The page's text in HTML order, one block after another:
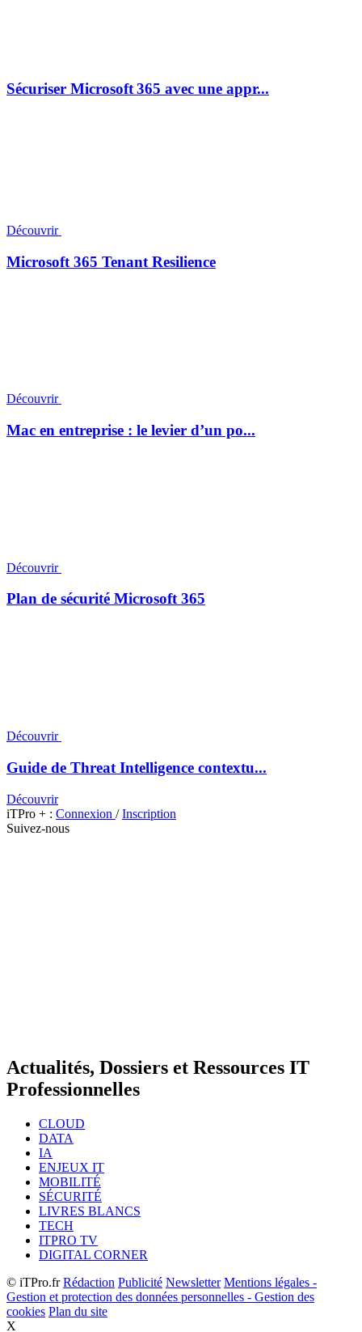
Sécuriser Microsoft 365 avec une appr...
Découvrir
Microsoft 365 Tenant Resilience
Découvrir
Mac en entreprise : le levier d’un po...
Découvrir
Plan de sécurité Microsoft 365
Découvrir
Guide de Threat Intelligence contextu...
Découvrir
iTPro + : Connexion /Inscription
Suivez-nous
Actualités, Dossiers et Ressources IT
Professionnelles
CLOUD
DATA
IA
ENJEUX IT
MOBILITÉ
SÉCURITÉ
LIVRES BLANCS
TECH
ITPRO TV
DIGITAL CORNER
© iTPro.frRédaction Publicité Newsletter Mentions légales -
Gestion et protection des données personnelles - Gestion des
cookies Plan du site
X